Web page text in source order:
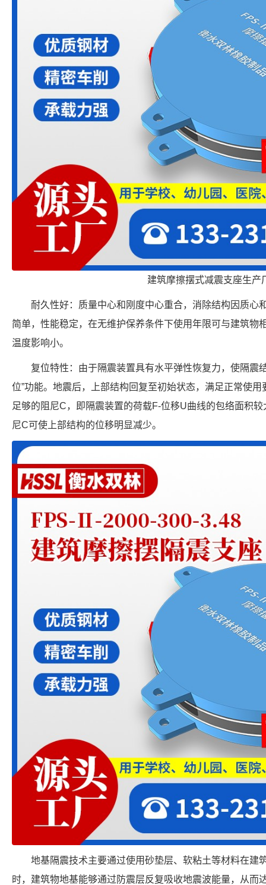
建筑摩擦摆式减震支座生产
耐久性好：质量中心和刚度中心重合，消除结构因质心
简单，性能稳定，在无维护保养条件下使用年限可与建筑物
温度影响小。
复位特性：由于隔震装置具有水平弹性恢复力，使隔震
位”功能。地震后，上部结构回复至初始状态，满足正常使
足够的阻尼C，即隔震装置的荷载F-位移U曲线的包络面积
尼C可使上部结构的位移明显减少。
地基隔震技术主要通过使用砂垫层、软粘土等材料在建
时，建筑物地基能够通过防震层反复吸收地震波能量，从而